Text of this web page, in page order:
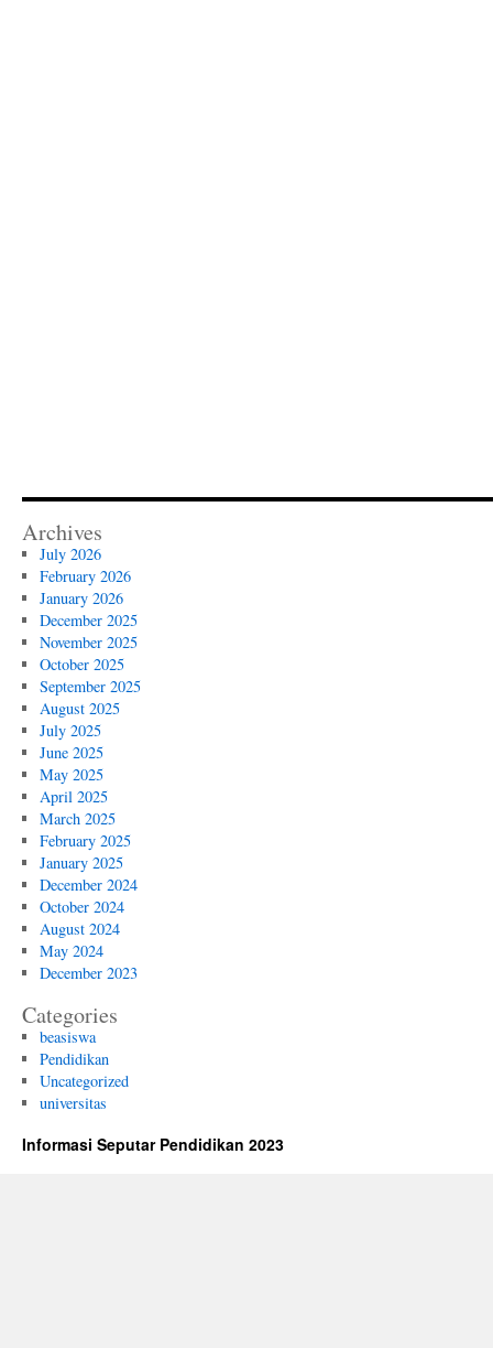
Archives
July 2026
February 2026
January 2026
December 2025
November 2025
October 2025
September 2025
August 2025
July 2025
June 2025
May 2025
April 2025
March 2025
February 2025
January 2025
December 2024
October 2024
August 2024
May 2024
December 2023
Categories
beasiswa
Pendidikan
Uncategorized
universitas
Informasi Seputar Pendidikan 2023